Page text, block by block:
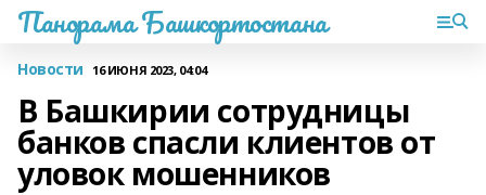
Панорама Башкортостана
Новости 16 ИЮНЯ 2023, 04:04
В Башкирии сотрудницы
банков спасли клиентов от
уловок мошенников